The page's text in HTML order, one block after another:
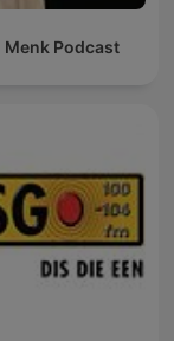
Menk Podcast